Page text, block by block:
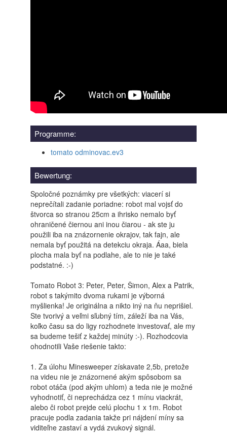
Programme:
tomato odminovac.ev3
Bewertung:
Spoločné poznámky pre všetkých: viacerí si
neprečítali zadanie poriadne: robot mal vojsť do
štvorca so stranou 25cm a ihrisko nemalo byť
ohraničené čiernou ani inou čiarou - ak ste ju
použili iba na znázornenie okrajov, tak fajn, ale
nemala byť použitá na detekciu okraja. Áaa, biela
plocha mala byť na podlahe, ale to nie je také
podstatné. :-)
Tomato Robot 3: Peter, Peter, Šimon, Alex a Patrik,
robot s takýmito dvoma rukami je výborná
myšlienka! Je originálna a nikto iný na ňu neprišiel.
Ste tvorivý a veľmi sľubný tím, záleží iba na Vás,
koľko času sa do ligy rozhodnete investovať, ale my
sa budeme tešiť z každej minúty :-). Rozhodcovia
ohodnotili Vaše riešenie takto:
1. Za úlohu Minesweeper získavate 2,5b, pretože
na videu nie je znázornené akým spôsobom sa
robot otáča (pod akým uhlom) a teda nie je možné
vyhodnotiť, či neprechádza cez 1 mínu viackrát,
alebo či robot prejde celú plochu 1 x 1m. Robot
pracuje podla zadania takže pri nájdení míny sa
viditeľne zastaví a vydá zvukový signál.